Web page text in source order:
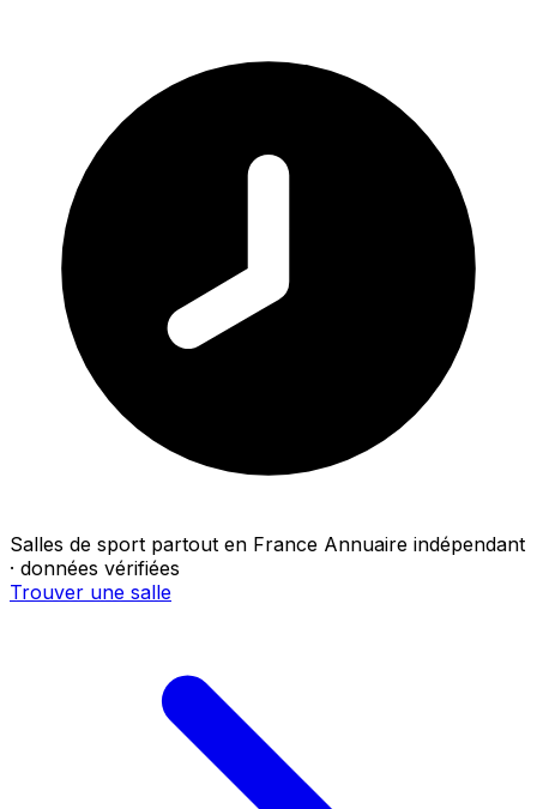
Salles de sport partout en France Annuaire indépendant
· données vérifiées
Trouver une salle